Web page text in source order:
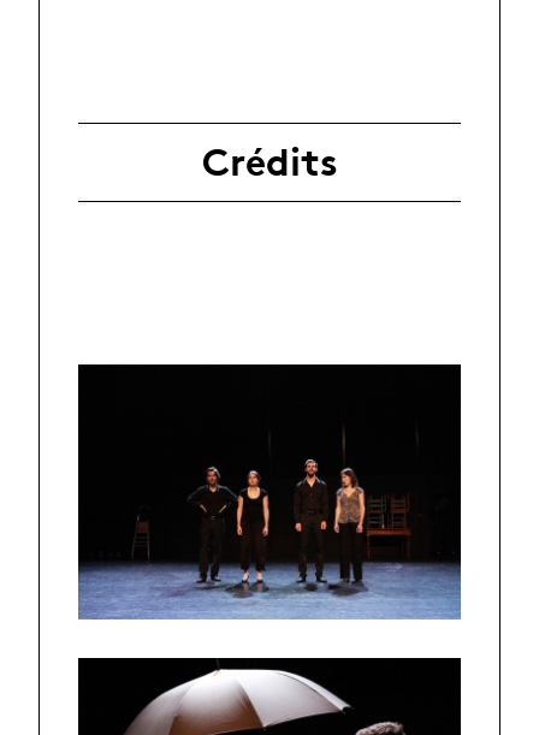
Crédits